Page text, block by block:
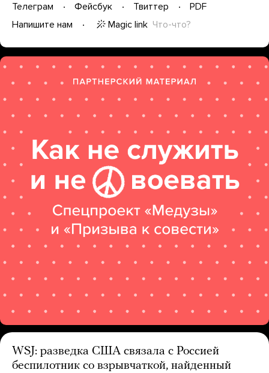
Телеграм Фейсбук Твиттер
PDF
Напишите нам
Magic link Что-что?
WSJ: разведка США связала с Россией
беспилотник со взрывчаткой, найденный